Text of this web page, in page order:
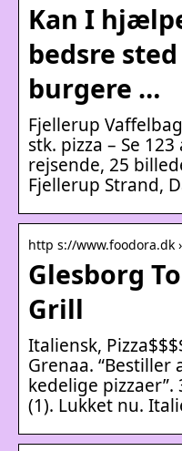
Kan I
bedsre
burgere …
Fjellerup
stk. pizza – Se
rejsende, 25
Fjellerup Strand,
http s://www.foodora.dk
Glesborg
Grill
Italiensk,
Grenaa. “Bestiller
kedelige
(1). Lukket nu.